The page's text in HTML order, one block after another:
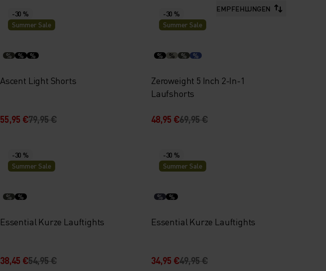
EMPFEHLUNGEN
-30 %
Summer Sale
% % %
Ascent Light Shorts
55,95 €79,95 €
-30 %
Summer Sale
% % % %
Zeroweight 5 Inch 2-In-1
Laufshorts
48,95 €69,95 €
-30 %
Summer Sale
% %
Essential Kurze Lauftights
38,45 €54,95 €
-30 %
Summer Sale
% %
Essential Kurze Lauftights
34,95 €49,95 €